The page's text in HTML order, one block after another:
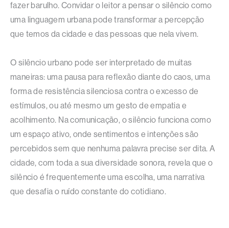
fazer barulho. Convidar o leitor a pensar o silêncio como
uma linguagem urbana pode transformar a percepção
que temos da cidade e das pessoas que nela vivem.
O silêncio urbano pode ser interpretado de muitas
maneiras: uma pausa para reflexão diante do caos, uma
forma de resistência silenciosa contra o excesso de
estímulos, ou até mesmo um gesto de empatia e
acolhimento. Na comunicação, o silêncio funciona como
um espaço ativo, onde sentimentos e intenções são
percebidos sem que nenhuma palavra precise ser dita. A
cidade, com toda a sua diversidade sonora, revela que o
silêncio é frequentemente uma escolha, uma narrativa
que desafia o ruído constante do cotidiano.